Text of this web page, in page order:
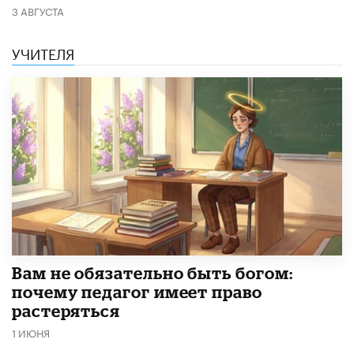
3 АВГУСТА
УЧИТЕЛЯ
​Вам не обязательно быть богом:
почему педагог имеет право
растеряться
1 ИЮНЯ